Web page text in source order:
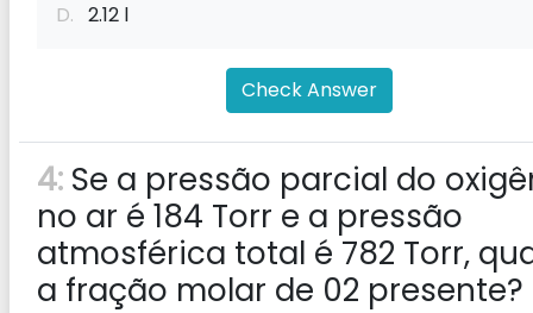
D. 2.12 l
Check Answer
4: Se a pressão parcial do
no ar é 184 Torr e a pressão
atmosférica total é 782 Torr,
a fração molar de 02 presente?